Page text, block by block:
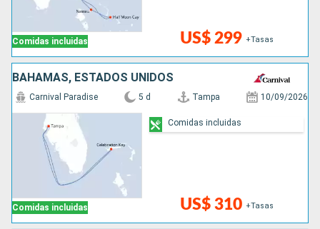
Comidas incluidas US$ 299 +Tasas
BAHAMAS, ESTADOS UNIDOS
Comidas incluidas
Carnival Paradise 5 d Tampa 10/09/2026
US$ 310 +Tasas
Comidas incluidas